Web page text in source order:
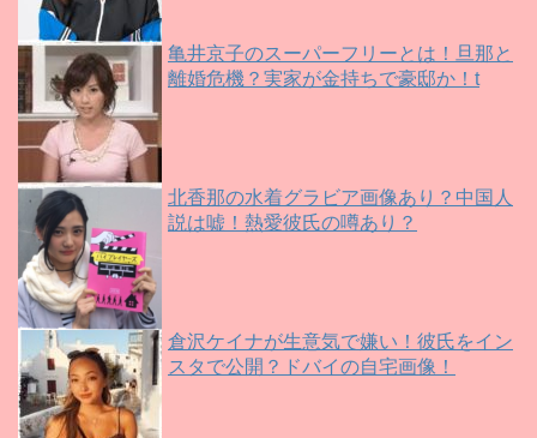
亀井京子のスーパーフリーとは！旦那と
離婚危機？実家が金持ちで豪邸か！t
北香那の水着グラビア画像あり？中国人
説は嘘！熱愛彼氏の噂あり？
倉沢ケイナが生意気で嫌い！彼氏をイン
スタで公開？ドバイの自宅画像！